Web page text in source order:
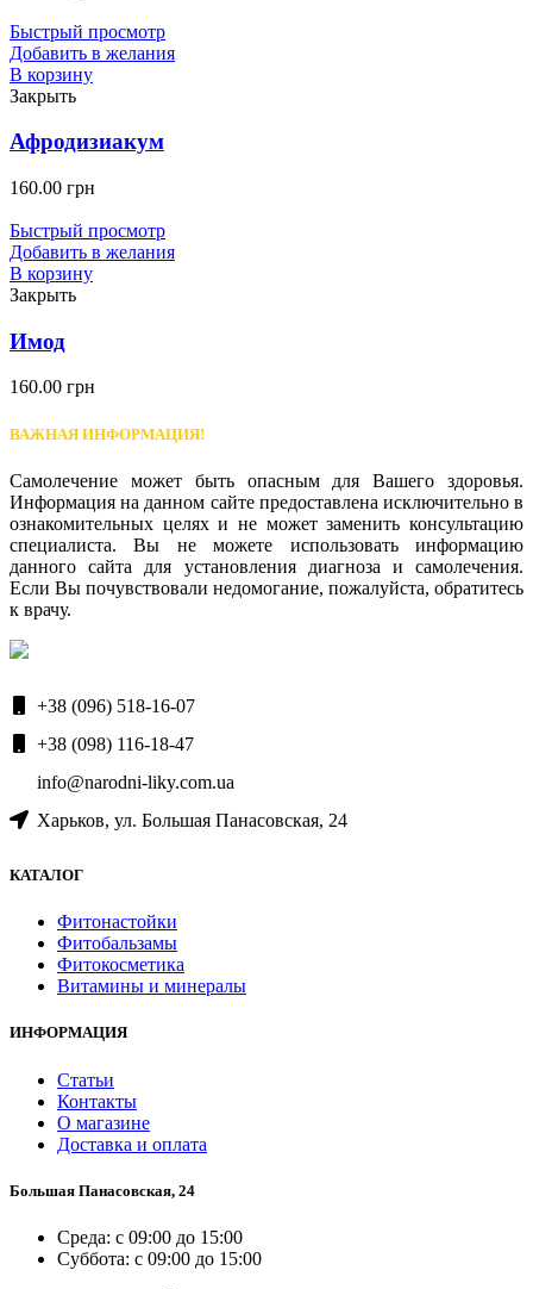
Быстрый просмотр
Добавить в желания
В корзину
Закрыть
Афродизиакум
160.00 грн
Быстрый просмотр
Добавить в желания
В корзину
Закрыть
Имод
160.00 грн
ВАЖНАЯ ИНФОРМАЦИЯ!
Самолечение может быть опасным для Вашего здоровья.
Информация на данном сайте предоставлена исключительно в
ознакомительных целях и не может заменить консультацию
специалиста. Вы не можете использовать информацию
данного сайта для установления диагноза и самолечения.
Если Вы почувствовали недомогание, пожалуйста, обратитесь
к врачу.
+38 (096) 518-16-07
+38 (098) 116-18-47
info@narodni-liky.com.ua
Харьков, ул. Большая Панасовская, 24
КАТАЛОГ
Фитонастойки
Фитобальзамы
Фитокосметика
Витамины и минералы
ИНФОРМАЦИЯ
Статьи
Контакты
О магазине
Доставка и оплата
Большая Панасовская, 24
Среда: с 09:00 до 15:00
Суббота: с 09:00 до 15:00